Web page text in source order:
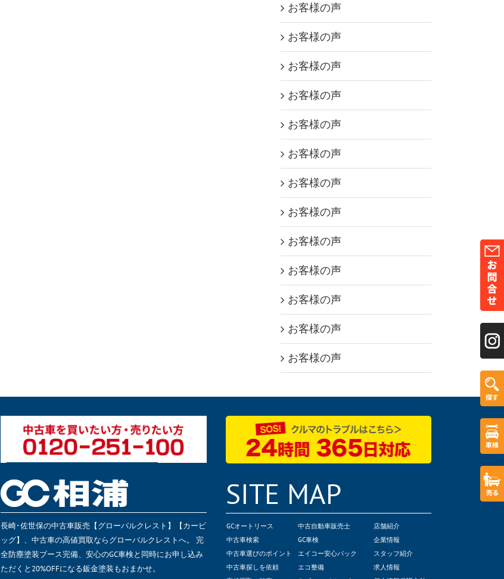
お客様の声
お客様の声
お客様の声
お客様の声
お客様の声
お客様の声
お客様の声
お客様の声
お客様の声
お客様の声
お客様の声
お客様の声
お客様の声
長崎･佐世保の中古車販売【グローバルクレスト】【カービ
ッグ】、中古車の高値買取ならグローバルクレストへ。 完
全防塵塗装ブース完備、安心のGC車検と同時にお申し込み
ただくと20%OFFになる鈑金塗装もおまかせ。
SITE MAP
GCオートリース
中古車検索
中古車選びのポイント
中古車探しを依頼
中古自動車販売士
GC車検
エイコー安心パック
エコ整備
店舗紹介
企業情報
スタッフ紹介
求人情報